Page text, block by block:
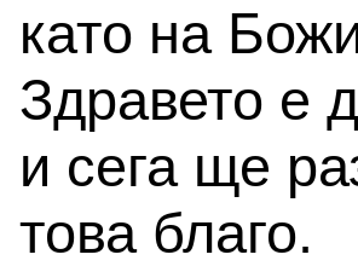
като на
Здравето е
и сега ще
това благо.